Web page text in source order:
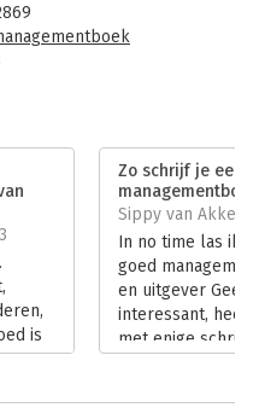
aan een stijl die bij je
in dit boek.
maar ook als
dan het lezen van
een boek.
en media
is
Of
Zo schrijf je een
Sippy van Akker
In no time las ik
goed
en uitgever
interessant,
met enige